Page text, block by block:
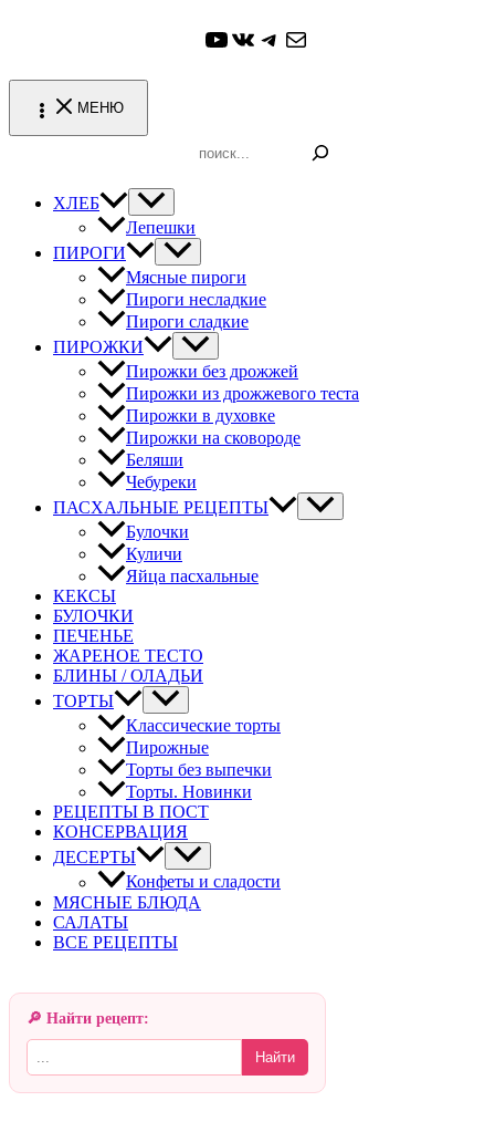
YouTube
ВКонтакте
Telegram
Почта
МЕНЮ
ХЛЕБ
Лепешки
ПИРОГИ
Мясные пироги
Пироги несладкие
Пироги сладкие
ПИРОЖКИ
Пирожки без дрожжей
Пирожки из дрожжевого теста
Пирожки в духовке
Пирожки на сковороде
Беляши
Чебуреки
ПАСХАЛЬНЫЕ РЕЦЕПТЫ
Булочки
Куличи
Яйца пасхальные
КЕКСЫ
БУЛОЧКИ
ПЕЧЕНЬЕ
ЖАРЕНОЕ ТЕСТО
БЛИНЫ / ОЛАДЬИ
ТОРТЫ
Классические торты
Пирожные
Торты без выпечки
Торты. Новинки
РЕЦЕПТЫ В ПОСТ
КОНСЕРВАЦИЯ
ДЕСЕРТЫ
Конфеты и сладости
МЯСНЫЕ БЛЮДА
САЛАТЫ
ВСЕ РЕЦЕПТЫ
🔎 Найти рецепт:
Найти